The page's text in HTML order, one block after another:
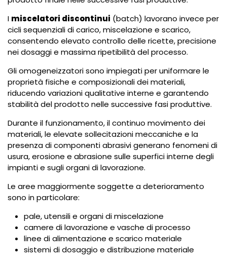
I miscelatori discontinui (batch) lavorano invece per
cicli sequenziali di carico, miscelazione e scarico,
consentendo elevato controllo delle ricette, precisione
nei dosaggi e massima ripetibilità del processo.
Gli omogeneizzatori sono impiegati per uniformare le
proprietà fisiche e composizionali dei materiali,
riducendo variazioni qualitative interne e garantendo
stabilità del prodotto nelle successive fasi produttive.
Durante il funzionamento, il continuo movimento dei
materiali, le elevate sollecitazioni meccaniche e la
presenza di componenti abrasivi generano fenomeni di
usura, erosione e abrasione sulle superfici interne degli
impianti e sugli organi di lavorazione.
Le aree maggiormente soggette a deterioramento
sono in particolare:
pale, utensili e organi di miscelazione
camere di lavorazione e vasche di processo
linee di alimentazione e scarico materiale
sistemi di dosaggio e distribuzione materiale